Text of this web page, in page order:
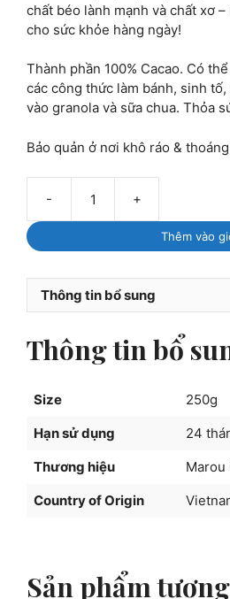
chất béo lành mạnh và chất xơ
cho sức khỏe hàng ngày!
Thành phần 100% Cacao. Có
các công thức làm bánh, sinh
vào granola và sữa chua. Thỏa
Bảo quản ở nơi khô ráo &
Bột
cacao
lượng
Thêm vào
Thông tin bổ sung
Thông tin bổ
Size
250g
Hạn sử dụng
24
Thương hiệu
Marou
Country of Origin
Sản phẩm